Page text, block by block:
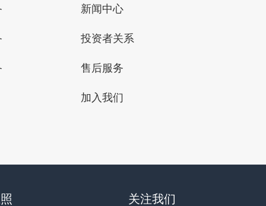
新闻中心
投资者关系
售后服务
加入我们
关注我们